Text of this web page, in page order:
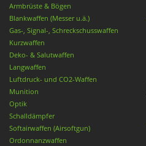
Armbrüste & Bögen
Blankwaffen (Messer u.ä.)
Gas-, Signal-, Schreckschusswaffen
Kurzwaffen
Deko- & Salutwaffen
Langwaffen
Luftdruck- und CO2-Waffen
Munition
Optik
Schalldämpfer
Softairwaffen (Airsoftgun)
Ordonnanzwaffen